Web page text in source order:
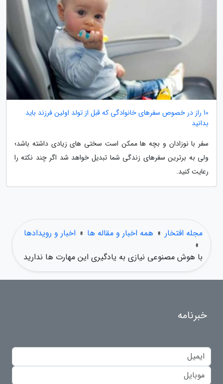
10 راز در خصوص سفرهای خانوادگی که قبل از تولد اولین فرزند باید
بدانید
سفر با نوزادان و بچه ها ممکن است سختی های زیادی داشته باشد؛
ولی به برترین سفرهای زندگی شما تبدیل خواهد شد اگر چند نکته را
رعایت کنید.
مجله افتخار » همه اخبار و مقاله ها » اخبار و رویدادها
»
با هوش مصنوعی نیازی به یادگیری این مهارت ها ندارید
خبرنامه